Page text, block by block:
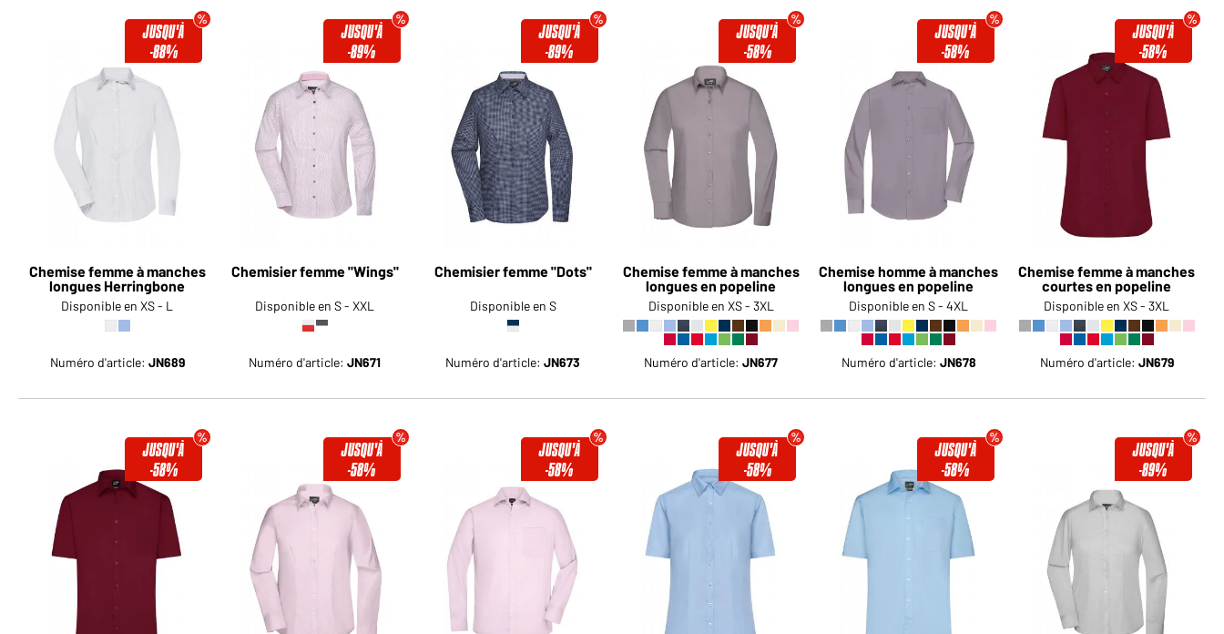
JUSQU'À
-88%
Chemise femme à manches
longues Herringbone
Disponible en XS - L
Numéro d'article: JN689
JUSQU'À
-89%
Chemisier femme "Wings"
Disponible en S - XXL
Numéro d'article:JN671
JUSQU'À
-89%
Chemisier femme "Dots"
Disponible en S
Numéro d'article:JN673
JUSQU'À
-58%
Chemise femme à manches
longues en popeline
Disponible en XS - 3XL
Numéro d'article:JN677
JUSQU'À
-58%
Chemise homme à manches
longues en popeline
Disponible en S - 4XL
Numéro d'article: JN678
JUSQU'À
-58%
Chemise femme à manches
courtes en popeline
Disponible en XS - 3XL
Numéro d'article: JN679
JUSQU'À
-58%
JUSQU'À
-58%
JUSQU'À
-58%
JUSQU'À
-58%
JUSQU'À
-58%
JUSQU'À
-89%